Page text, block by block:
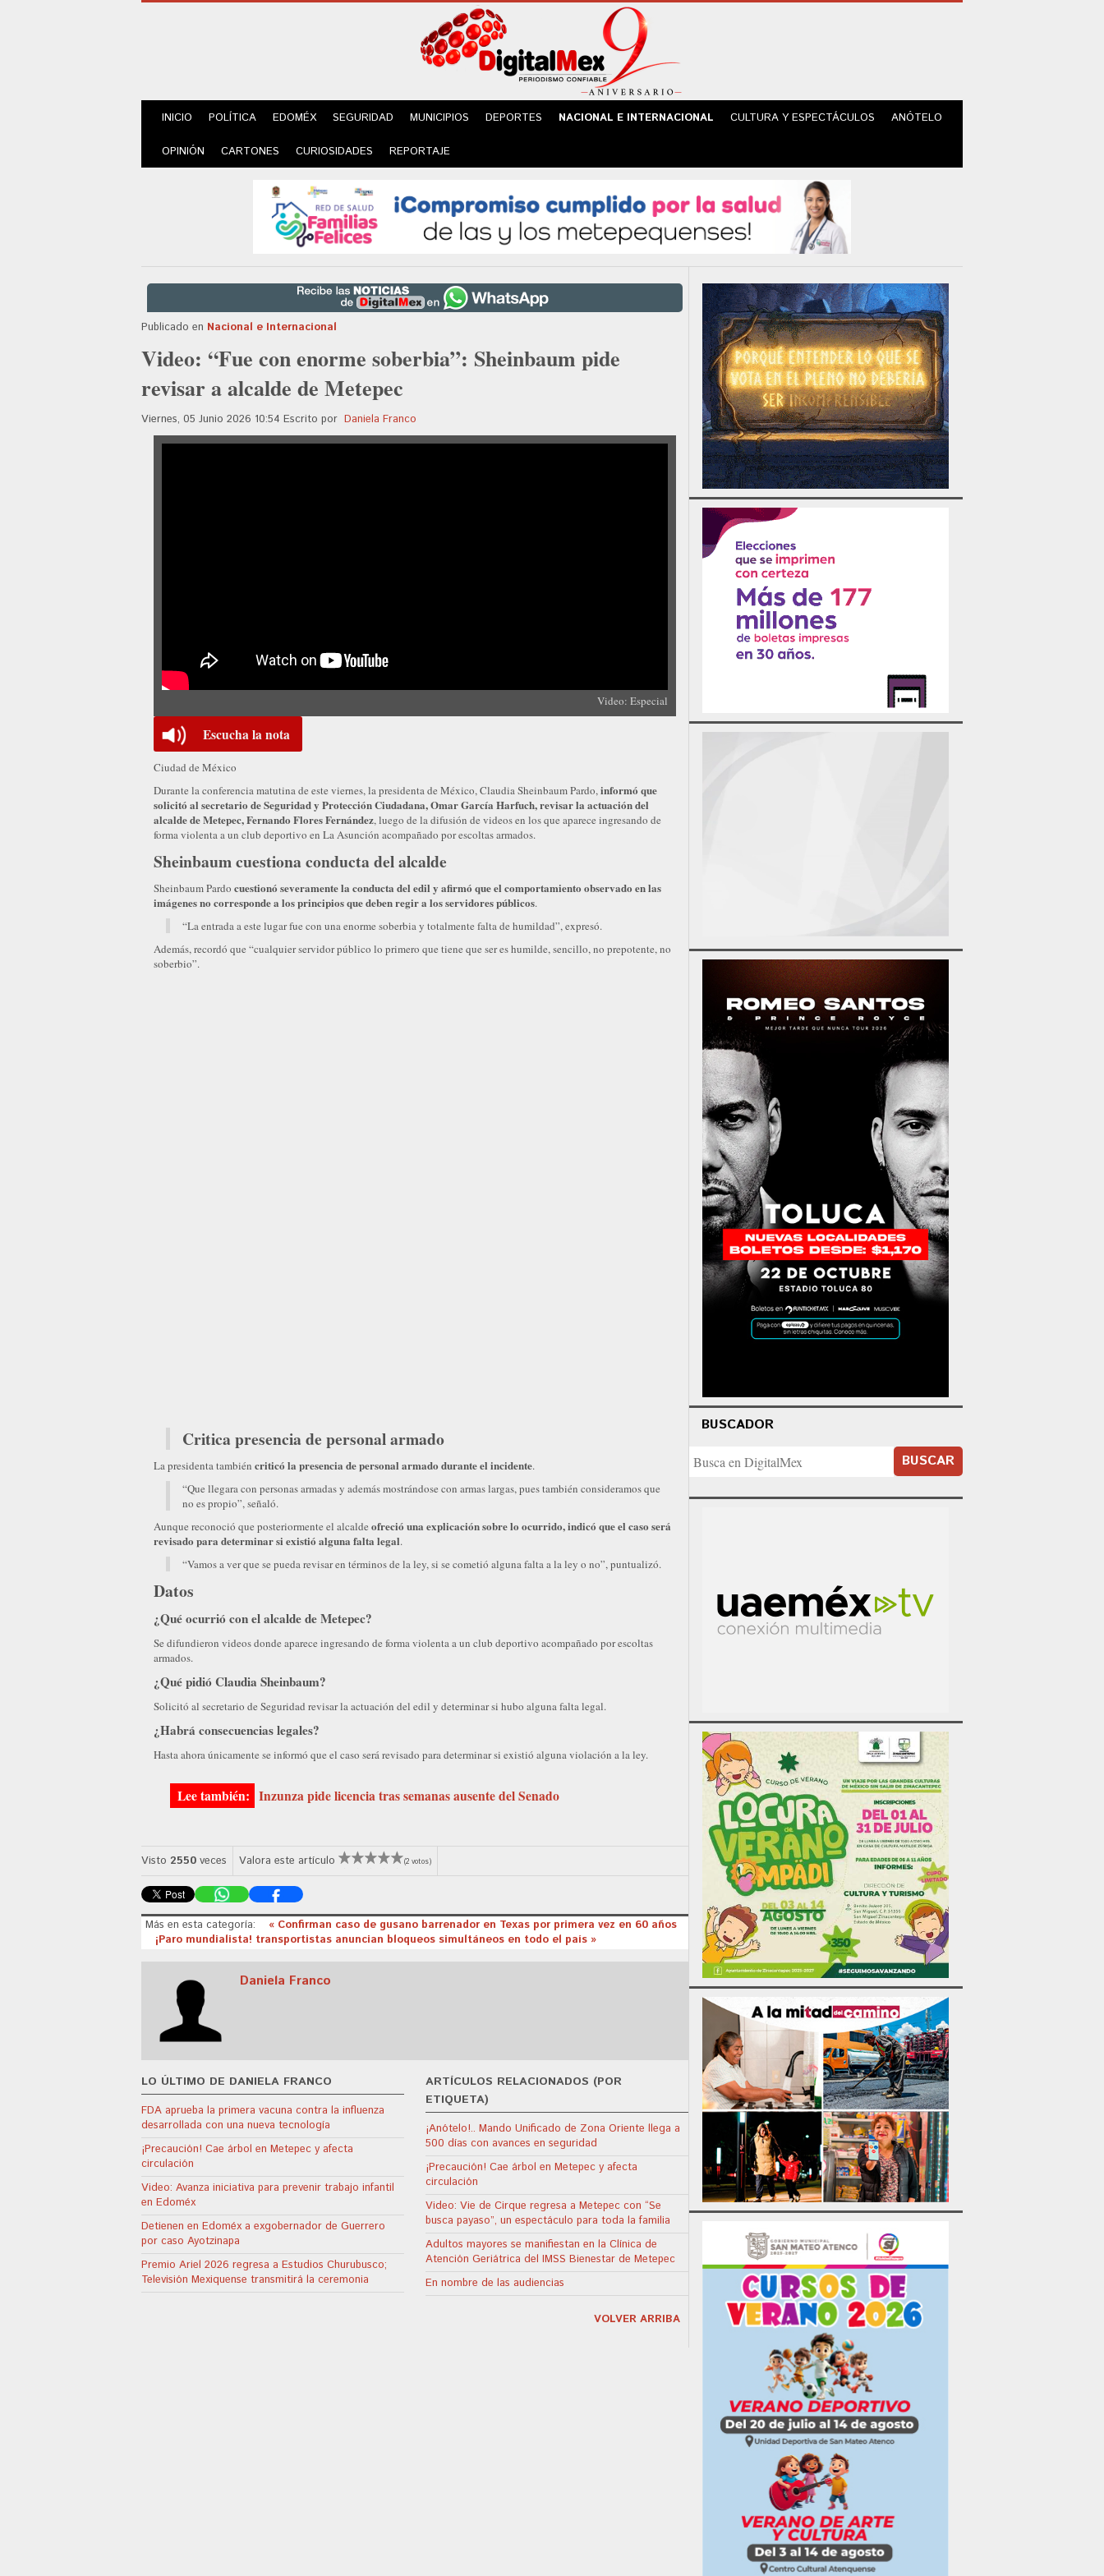
INICIO POLÍTICA EDOMÉX SEGURIDAD MUNICIPIOS DEPORTES NACIONAL E INTERNACIONAL CULTURA Y ESPECTÁCULOS ANÓTELO
OPINIÓN CARTONES CURIOSIDADES REPORTAJE
Publicado en Nacional e Internacional
Video: “Fue con enorme soberbia”: Sheinbaum pide
revisar a alcalde de Metepec
Viernes, 05 Junio 2026 10:54 Escrito por Daniela Franco
Video: Especial
Escucha la nota
Ciudad de México
Durante la conferencia matutina de este viernes, la presidenta de México, Claudia Sheinbaum Pardo,informó que
solicitó al secretario de Seguridad y Protección Ciudadana, Omar García Harfuch, revisar la actuación del
alcalde de Metepec, Fernando Flores Fernández, luego de la difusión de videos en los que aparece ingresando de
forma violenta a un club deportivo en La Asunción acompañado por escoltas armados.
Sheinbaum cuestiona conducta del alcalde
Sheinbaum Pardo cuestionó severamente la conducta del edil y afirmó que el comportamiento observado en las
imágenes no corresponde a los principios que deben regir a los servidores públicos.
“La entrada a este lugar fue con una enorme soberbia y totalmente falta de humildad”, expresó.
Además, recordó que “cualquier servidor público lo primero que tiene que ser es humilde, sencillo, no prepotente, no
soberbio”.
Critica presencia de personal armado
La presidenta también criticó la presencia de personal armado durante el incidente.
“Que llegara con personas armadas y además mostrándose con armas largas, pues también consideramos que
no es propio”, señaló.
Aunque reconoció que posteriormente el alcalde ofreció una explicación sobre lo ocurrido, indicó que el caso será
revisado para determinar si existió alguna falta legal.
“Vamos a ver que se pueda revisar en términos de la ley, si se cometió alguna falta a la ley o no”, puntualizó.
Datos
¿Qué ocurrió con el alcalde de Metepec?
Se difundieron videos donde aparece ingresando de forma violenta a un club deportivo acompañado por escoltas
armados.
¿Qué pidió Claudia Sheinbaum?
Solicitó al secretario de Seguridad revisar la actuación del edil y determinar si hubo alguna falta legal.
¿Habrá consecuencias legales?
Hasta ahora únicamente se informó que el caso será revisado para determinar si existió alguna violación a la ley.
Inzunza pide licencia tras semanas ausente del Senado
Visto 2550 veces Valora este artículo (2 votos)
Más en esta categoría:
« Confirman caso de gusano barrenador en Texas por primera vez en 60 años
¡Paro mundialista! transportistas anuncian bloqueos simultáneos en todo el país »
Daniela Franco
LO ÚLTIMO DE DANIELA FRANCO
FDA aprueba la primera vacuna contra la influenza
desarrollada con una nueva tecnología
¡Precaución! Cae árbol en Metepec y afecta
circulación
Video: Avanza iniciativa para prevenir trabajo infantil
en Edoméx
Detienen en Edoméx a exgobernador de Guerrero
por caso Ayotzinapa
Premio Ariel 2026 regresa a Estudios Churubusco;
Televisión Mexiquense transmitirá la ceremonia
ARTÍCULOS RELACIONADOS (POR
ETIQUETA)
¡Anótelo!.. Mando Unificado de Zona Oriente llega a
500 días con avances en seguridad
¡Precaución! Cae árbol en Metepec y afecta
circulación
Video: Vie de Cirque regresa a Metepec con “Se
busca payaso”, un espectáculo para toda la familia
Adultos mayores se manifiestan en la Clínica de
Atención Geriátrica del IMSS Bienestar de Metepec
En nombre de las audiencias
VOLVER ARRIBA
BUSCADOR
BUSCAR